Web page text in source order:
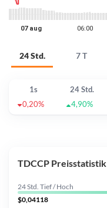
24 Std. 7 T
1s 24 Std.
0,20%
4,90%
TDCCP Preisstatistik
24 Std. Tief / Hoch
$0,04118